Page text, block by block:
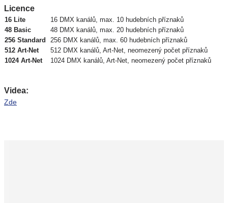
Licence
16 Lite
16 DMX kanálů, max. 10 hudebních příznaků
48 Basic
48 DMX kanálů, max. 20 hudebních příznaků
256 Standard
256 DMX kanálů, max. 60 hudebních příznaků
512 Art-Net
512 DMX kanálů, Art-Net, neomezený počet příznaků
1024 Art-Net
1024 DMX kanálů, Art-Net, neomezený počet příznaků
Videa:
Zde